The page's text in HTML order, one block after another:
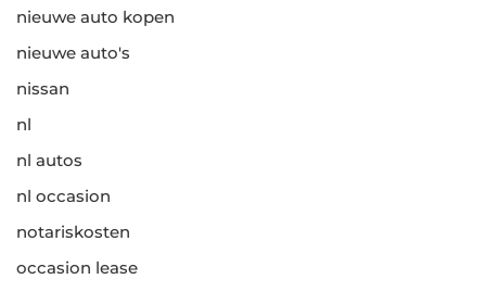
nieuwe auto kopen
nieuwe auto's
nissan
nl
nl autos
nl occasion
notariskosten
occasion lease